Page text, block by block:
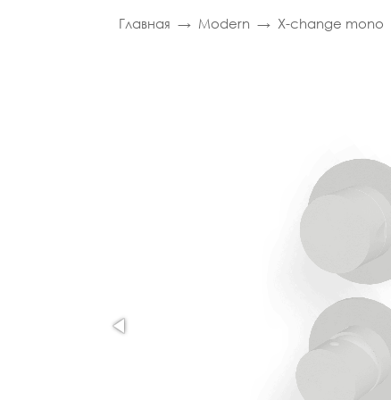
Главная Modern X-change mono